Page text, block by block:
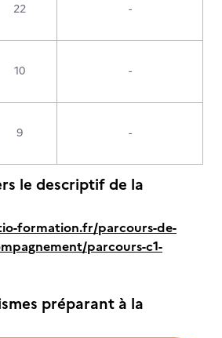
22 -
10 -
9 -
le descriptif de la
formation.fr/parcours-de-
parcours-c1-
préparant à la